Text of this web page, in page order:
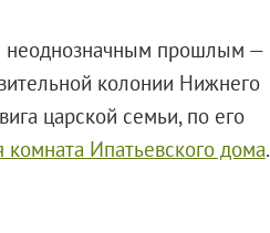
неоднозначным прошлым —
колонии Нижнего
царской семьи, по его
комната Ипатьевского дома.